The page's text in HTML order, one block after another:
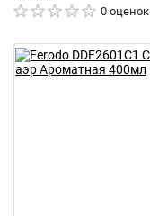
0 оценок